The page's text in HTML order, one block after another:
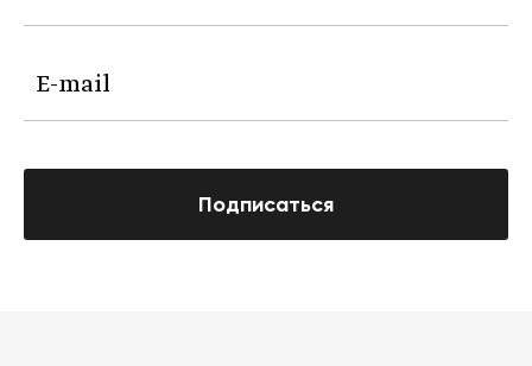
Подписаться